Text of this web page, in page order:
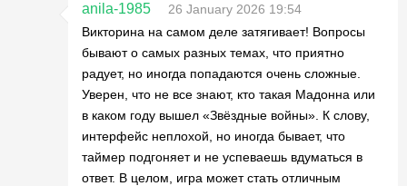
anila-1985
26 January 2026 19:54
Викторина на самом деле затягивает! Вопросы
бывают о самых разных темах, что приятно
радует, но иногда попадаются очень сложные.
Уверен, что не все знают, кто такая Мадонна или
в каком году вышел «Звёздные войны». К слову,
интерфейс неплохой, но иногда бывает, что
таймер подгоняет и не успеваешь вдуматься в
ответ. В целом, игра может стать отличным